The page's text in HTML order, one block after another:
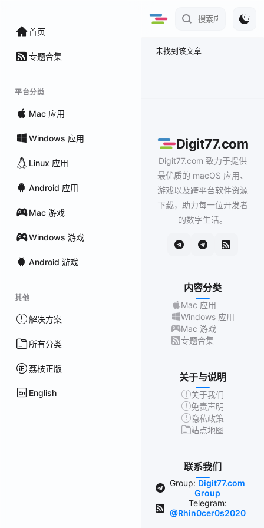
首页
专题合集
平台分类
Mac 应用
Windows 应用
Linux 应用
Android 应用
Mac 游戏
Windows 游戏
Android 游戏
其他
解决方案
所有分类
荔枝正版
English
未找到该文章
Digit77.com
Digit77.com 致力于提供
最优质的 macOS 应用、
游戏以及跨平台软件资源
下载，助力每一位开发者
的数字生活。
内容分类
Mac 应用
Windows 应用
Mac 游戏
专题合集
关于与说明
关于我们
免责声明
隐私政策
站点地图
联系我们
Group: Digit77.com
Group
Telegram:
@Rhin0cer0s2020